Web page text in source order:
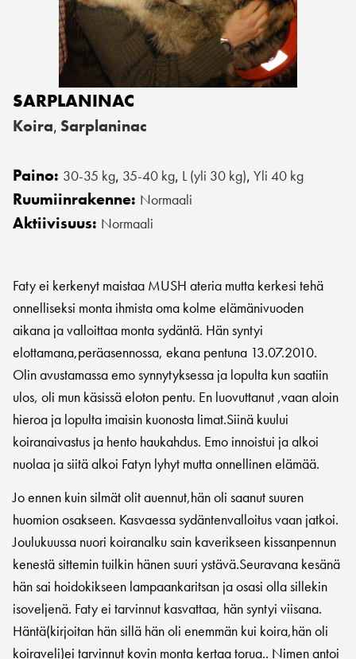
SARPLANINAC
Koira, Sarplaninac
Paino: 30-35 kg, 35-40 kg, L (yli 30 kg), Yli 40 kg
Ruumiinrakenne: Normaali
Aktiivisuus: Normaali
Faty ei kerkenyt maistaa MUSH ateria mutta kerkesi tehä
onnelliseksi monta ihmista oma kolme elämänivuoden
aikana ja valloittaa monta sydäntä. Hän syntyi
elottamana,peräasennossa, ekana pentuna 13.07.2010.
Olin avustamassa emo synnytyksessa ja lopulta kun saatiin
ulos, oli mun käsissä eloton pentu. En luovuttanut ,vaan aloin
hieroa ja lopulta imaisin kuonosta limat.Siinä kuului
koiranaivastus ja hento haukahdus. Emo innoistui ja alkoi
nuolaa ja siitä alkoi Fatyn lyhyt mutta onnellinen elämää.
Jo ennen kuin silmät olit auennut,hän oli saanut suuren
huomion osakseen. Kasvaessa sydäntenvalloitus vaan jatkoi.
Joulukuussa nuori koiranalku sain kaverikseen kissanpennun
kenestä sittemin tuilkin hänen suuri ystävä.Seuravana kesänä
hän sai hoidokikseen lampaankaritsan ja osasi olla sillekin
isoveljenä. Faty ei tarvinnut kasvattaa, hän syntyi viisana.
Häntä(kirjoitan hän sillä hän oli enemmän kui koira,hän oli
koiraveli)ei tarvinnut kovin monta kertaa torua.. Nimen antoi